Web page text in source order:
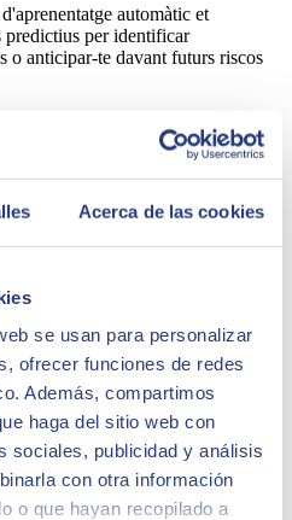
Acerca de las cookies
se usan para personalizar
ofrecer funciones de redes
Además, compartimos
haga del sitio web con
sociales, publicidad y análisis
con otra información
o que hayan recopilado a
automàtic et
predictius per identificar
o anticipar-te davant futurs riscos
| Plataforma moderna Azure
un Roadmap
peridentificar,
diferents iniciatives d'anàlisi